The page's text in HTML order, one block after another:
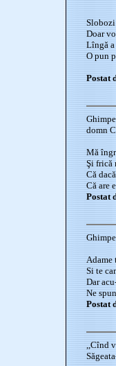
Slobozi
Doar
Lîngă
O pun
Postat
domn
Mă
Şi frică
Că
Că are
Postat
Adame
Si te
Dar
Ne
Postat
,,Cînd